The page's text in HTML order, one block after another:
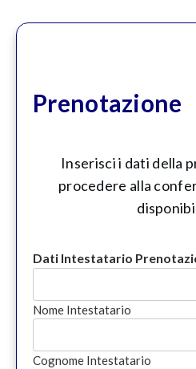
Prenotazione
Inserisci i dati della
procedere alla
Dati Intestatario
Nome Intestatario
Cognome Intestatario